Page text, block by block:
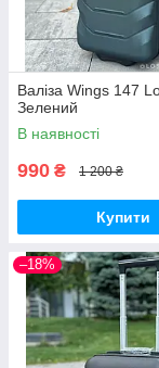
Валіза Wings 147
Зелений
В наявності
990 ₴ 1 200 ₴
Купити
–18%